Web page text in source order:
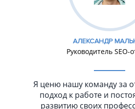
АЛЕКСАНДР
Руководитель SEO-
Я ценю нашу команду за
подход к работе и
развитию своих